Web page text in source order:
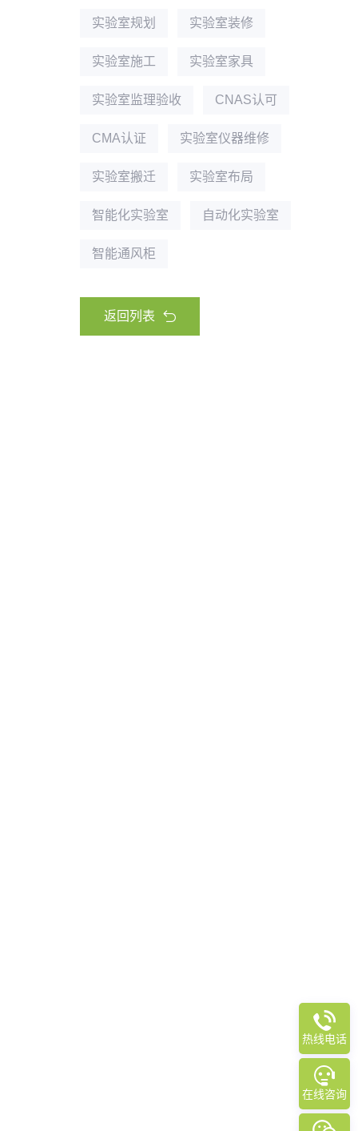
实验室规划 实验室装修
实验室施工 实验室家具
实验室监理验收 CNAS认可
CMA认证 实验室仪器维修
实验室搬迁 实验室布局
智能化实验室 自动化实验室
智能通风柜
返回列表
热线电话
在线咨询